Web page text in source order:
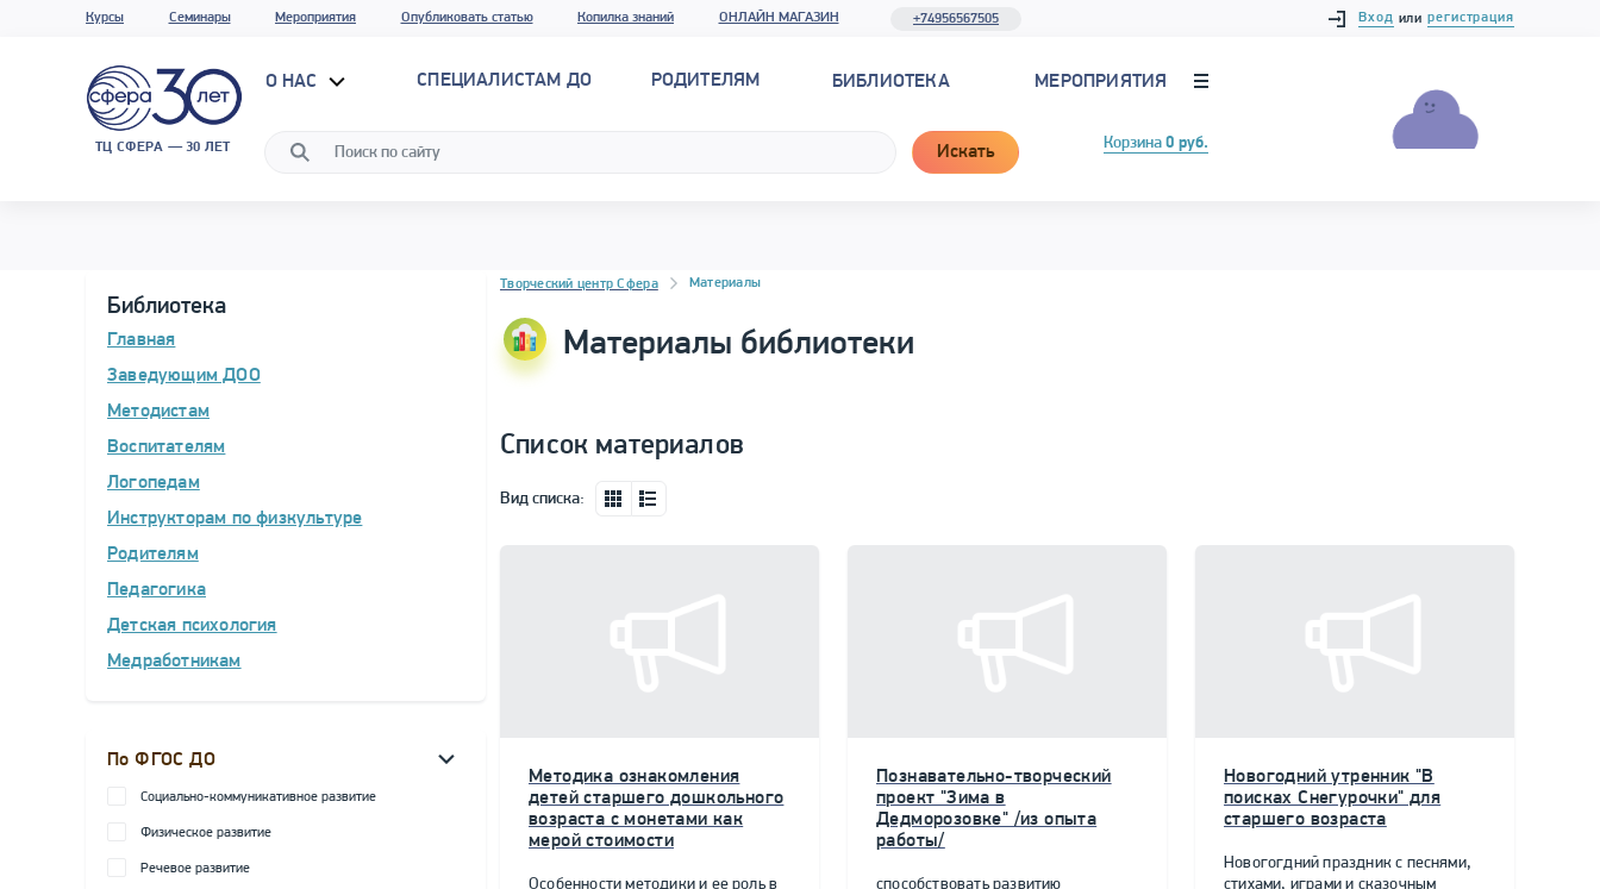
Курсы Семинары Мероприятия Опубликовать статью Копилка знаний ОНЛАЙН МАГАЗИН +74956567505 Вход или регистрация
ТЦ СФЕРА — 30 ЛЕТ
О НАС СПЕЦИАЛИСТАМ ДО РОДИТЕЛЯМ БИБЛИОТЕКА МЕРОПРИЯТИЯ
Искать Корзина 0 руб.
Библиотека
Главная
Заведующим ДОО
Методистам
Воспитателям
Логопедам
Инструкторам по физкультуре
Родителям
Педагогика
Детская психология
Медработникам
По ФГОС ДО
Социально-коммуникативное развитие
Физическое развитие
Речевое развитие
Блок новостей
Творческий центр Сфера Материалы
Материалы библиотеки
Список материалов
Вид списка:
Методика ознакомления
детей старшего дошкольного
возраста с монетами как
мерой стоимости
Особенности методики и ее роль в
Познавательно-творческий
проект "Зима в
Дедморозовке" /из опыта
работы/
способствовать развитию
Новогодний утренник "В
поисках Снегурочки" для
старшего возраста
Новогогдний праздник с песнями,
стихами, играми и сказочным